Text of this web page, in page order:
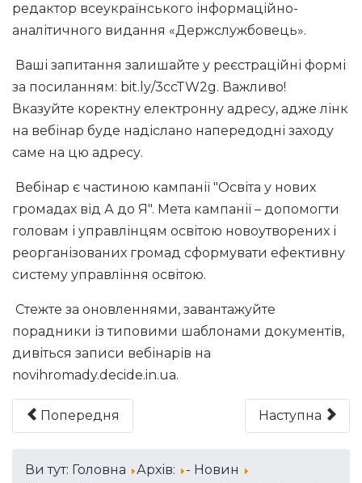
редактор всеукраїнського інформаційно-
аналітичного видання «Держслужбовець».
Ваші запитання залишайте у реєстраційні формі
за посиланням: bit.ly/3ccTW2g. Важливо!
Вказуйте коректну електронну адресу, адже лінк
на вебінар буде надіслано напередодні заходу
саме на цю адресу.
Вебінар є частиною кампанії "Освіта у нових
громадах від А до Я". Мета кампанії – допомогти
головам і управлінцям освітою новоутворених і
реорганізованих громад сформувати ефективну
систему управління освітою.
Стежте за оновленнями, завантажуйте
порадники із типовими шаблонами документів,
дивіться записи вебінарів на
novihromady.decide.in.ua.
Попередня Наступна
Ви тут: Головна Архів:
- Новин